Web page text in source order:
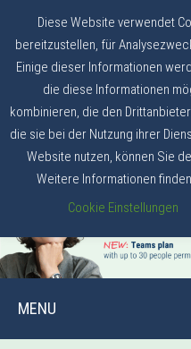
MENU
Diese Website verwendet
bereitzustellen, für
Einige dieser Informationen
die diese Informationen
kombinieren, die den
die sie bei der Nutzung ihrer
Website nutzen, können Sie
Weitere Informationen
Cookie Einstellungen